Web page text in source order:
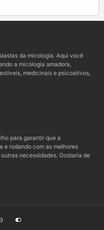
da micologia. Aqui você
a micologia amadora,
medicinais e psicoativos,
para garantir que a
e rodando com as melhores
necessidades. Gostaria de